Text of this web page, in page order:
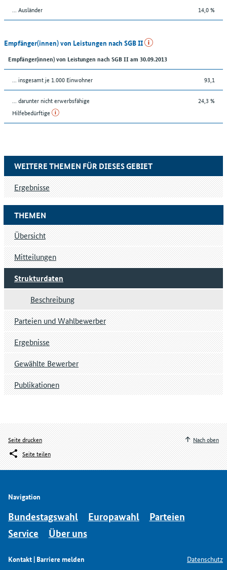
... Ausländer 14,0 %
Empfänger(innen) von Leistungen nach SGB II
Empfänger(innen) von Leistungen nach SGB II am 30.09.2013
... insgesamt je 1.000 Einwohner 93,1
... darunter nicht erwerbsfähige
Hilfebedürftige
24,3 %
THEMEN
Übersicht
Mitteilungen
Strukturdaten
Beschreibung
Parteien und Wahlbewerber
Ergebnisse
Gewählte Bewerber
Publikationen
WEITERE THEMEN FÜR DIESES GEBIET
Ergebnisse
Seite drucken
Seite teilen
Nach oben
Navigation
Bundestagswahl Europawahl
Parteien
Service
Über uns
Kontakt | Barriere melden
Datenschutz